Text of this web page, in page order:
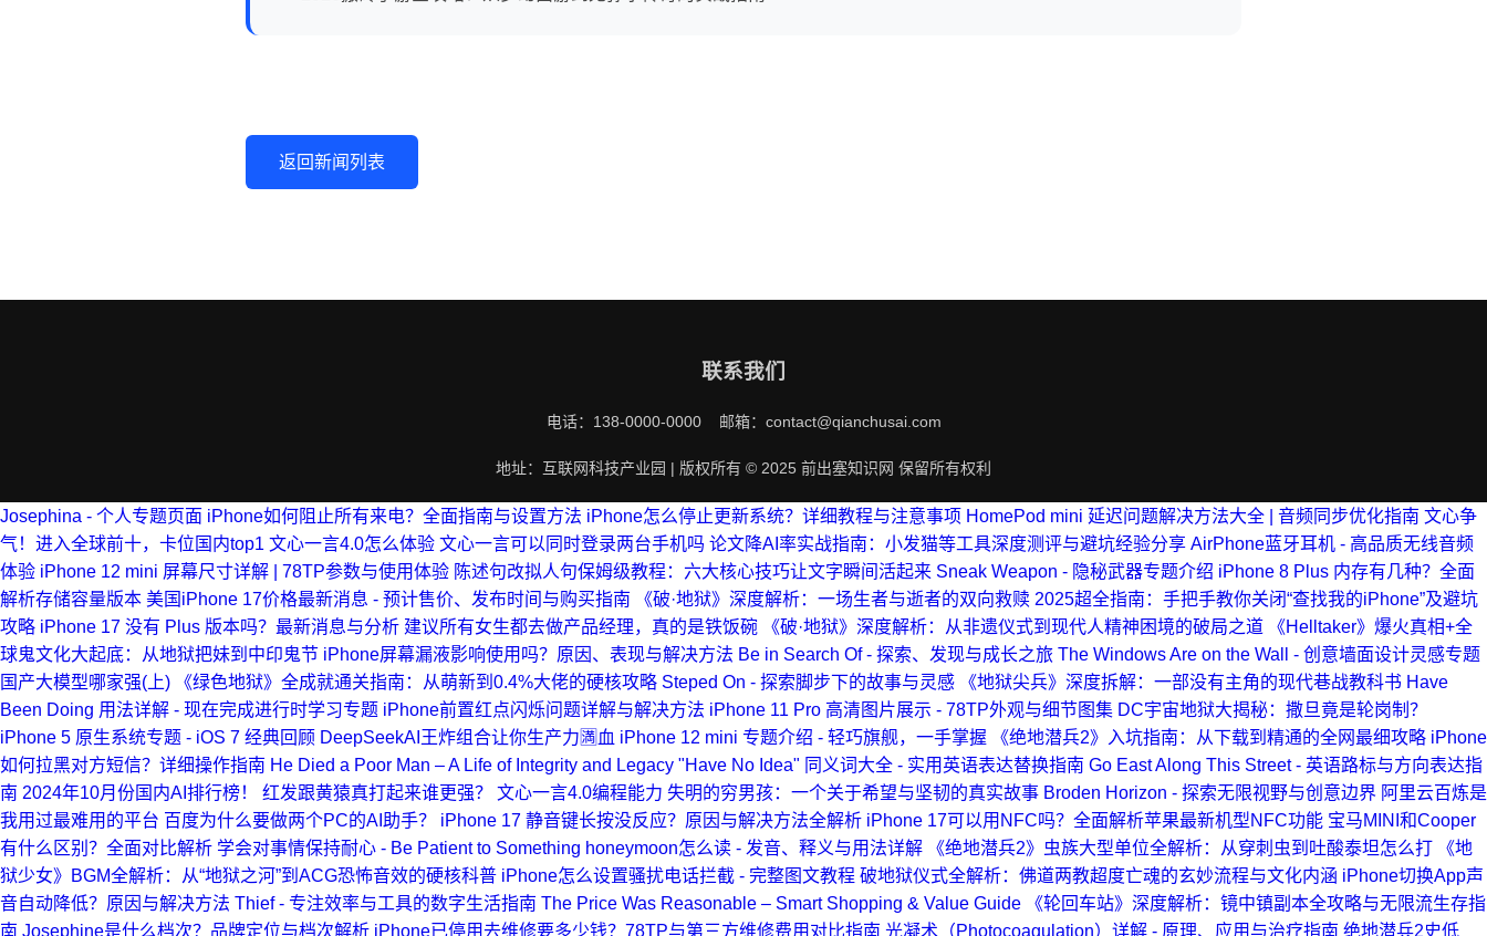
返回新闻列表
联系我们
电话：138-0000-0000 邮箱：contact@qianchusai.com
地址：互联网科技产业园 | 版权所有 © 2025 前出塞知识网 保留所有权利
Josephina - 个人专题页面 iPhone如何阻止所有来电？全面指南与设置方法 iPhone怎么停止更新系统？详细教程与注意事项 HomePod mini 延迟问题解决方法大全 | 音频同步优化指南 文心争
气！进入全球前十，卡位国内top1 文心一言4.0怎么体验 文心一言可以同时登录两台手机吗 论文降AI率实战指南：小发猫等工具深度测评与避坑经验分享 AirPhone蓝牙耳机 - 高品质无线音频
体验 iPhone 12 mini 屏幕尺寸详解 | 78TP参数与使用体验 陈述句改拟人句保姆级教程：六大核心技巧让文字瞬间活起来 Sneak Weapon - 隐秘武器专题介绍 iPhone 8 Plus 内存有几种？全面
解析存储容量版本 美国iPhone 17价格最新消息 - 预计售价、发布时间与购买指南 《破·地狱》深度解析：一场生者与逝者的双向救赎 2025超全指南：手把手教你关闭“查找我的iPhone”及避坑
攻略 iPhone 17 没有 Plus 版本吗？最新消息与分析 建议所有女生都去做产品经理，真的是铁饭碗 《破·地狱》深度解析：从非遗仪式到现代人精神困境的破局之道
《Helltaker》爆火真相+全
球鬼文化大起底：从地狱把妹到中印鬼节 iPhone屏幕漏液影响使用吗？原因、表现与解决方法 Be in Search Of - 探索、发现与成长之旅 The Windows Are on the Wall - 创意墙面设计灵感专题
国产大模型哪家强(上)
《绿色地狱》全成就通关指南：从萌新到0.4%大佬的硬核攻略 Steped On - 探索脚步下的故事与灵感 《地狱尖兵》深度拆解：一部没有主角的现代巷战教科书 Have
Been Doing 用法详解 - 现在完成进行时学习专题 iPhone前置红点闪烁问题详解与解决方法 iPhone 11 Pro 高清图片展示 - 78TP外观与细节图集 DC宇宙地狱大揭秘：撒旦竟是轮岗制？
iPhone 5 原生系统专题 - iOS 7 经典回顾 DeepSeekAI王炸组合让你生产力🈵血 iPhone 12 mini 专题介绍 - 轻巧旗舰，一手掌握 《绝地潜兵2》入坑指南：从下载到精通的全网最细攻略 iPhone
如何拉黑对方短信？详细操作指南 He Died a Poor Man – A Life of Integrity and Legacy "Have No Idea" 同义词大全 - 实用英语表达替换指南 Go East Along This Street - 英语路标与方向表达指
南 2024年10月份国内AI排行榜！ 红发跟黄猿真打起来谁更强？ 文心一言4.0编程能力 失明的穷男孩：一个关于希望与坚韧的真实故事 Broden Horizon - 探索无限视野与创意边界 阿里云百炼是
我用过最难用的平台 百度为什么要做两个PC的AI助手？ iPhone 17 静音键长按没反应？原因与解决方法全解析 iPhone 17可以用NFC吗？全面解析苹果最新机型NFC功能 宝马MINI和Cooper
有什么区别？全面对比解析 学会对事情保持耐心 - Be Patient to Something honeymoon怎么读 - 发音、释义与用法详解 《绝地潜兵2》虫族大型单位全解析：从穿刺虫到吐酸泰坦怎么打
《地
狱少女》BGM全解析：从“地狱之河”到ACG恐怖音效的硬核科普 iPhone怎么设置骚扰电话拦截 - 完整图文教程 破地狱仪式全解析：佛道两教超度亡魂的玄妙流程与文化内涵 iPhone切换App声
音自动降低？原因与解决方法 Thief - 专注效率与工具的数字生活指南 The Price Was Reasonable – Smart Shopping & Value Guide
《轮回车站》深度解析：镜中镇副本全攻略与无限流生存指
南 Josephine是什么档次？品牌定位与档次解析 iPhone已停用去维修要多少钱？78TP与第三方维修费用对比指南 光凝术（Photocoagulation）详解 - 原理、应用与治疗指南 绝地潜兵2史低